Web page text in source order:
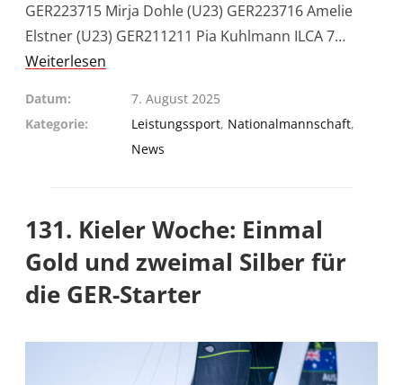
GER223715 Mirja Dohle (U23) GER223716 Amelie
Elstner (U23) GER211211 Pia Kuhlmann ILCA 7…
Weiterlesen
Datum
7. August 2025
Kategorie
Leistungssport, Nationalmannschaft,
News
131. Kieler Woche: Einmal
Gold und zweimal Silber für
die GER-Starter